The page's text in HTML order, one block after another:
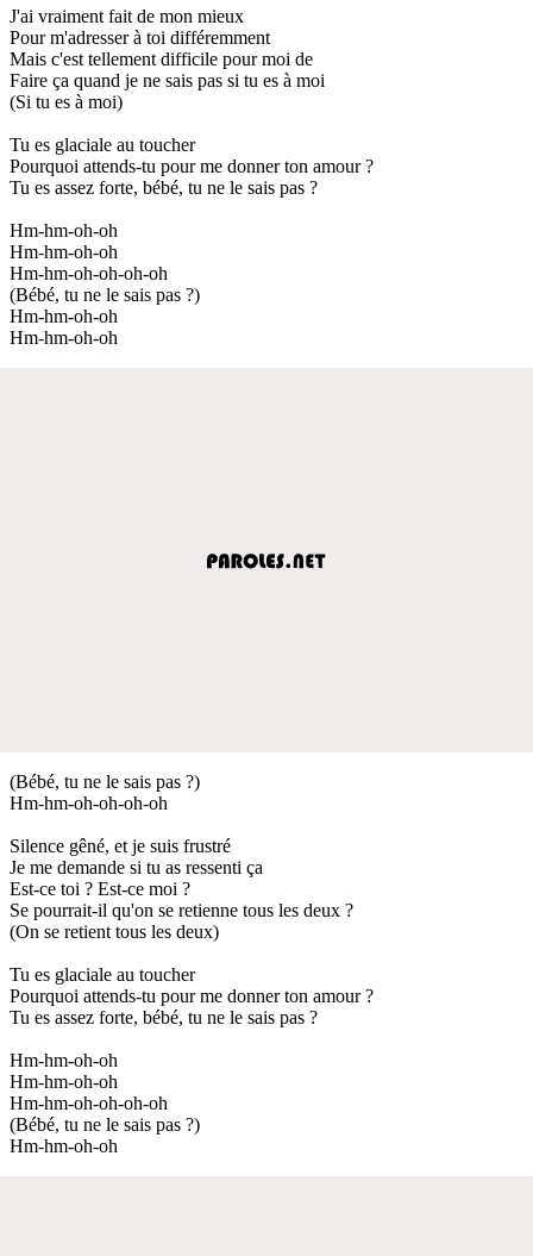
J'ai vraiment fait de mon mieux
Pour m'adresser à toi différemment
Mais c'est tellement difficile pour moi de
Faire ça quand je ne sais pas si tu es à moi
(Si tu es à moi)
Tu es glaciale au toucher
Pourquoi attends-tu pour me donner ton amour ?
Tu es assez forte, bébé, tu ne le sais pas ?
Hm-hm-oh-oh
Hm-hm-oh-oh
Hm-hm-oh-oh-oh-oh
(Bébé, tu ne le sais pas ?)
Hm-hm-oh-oh
Hm-hm-oh-oh
(Bébé, tu ne le sais pas ?)
Hm-hm-oh-oh-oh-oh
Silence gêné, et je suis frustré
Je me demande si tu as ressenti ça
Est-ce toi ? Est-ce moi ?
Se pourrait-il qu'on se retienne tous les deux ?
(On se retient tous les deux)
Tu es glaciale au toucher
Pourquoi attends-tu pour me donner ton amour ?
Tu es assez forte, bébé, tu ne le sais pas ?
Hm-hm-oh-oh
Hm-hm-oh-oh
Hm-hm-oh-oh-oh-oh
(Bébé, tu ne le sais pas ?)
Hm-hm-oh-oh